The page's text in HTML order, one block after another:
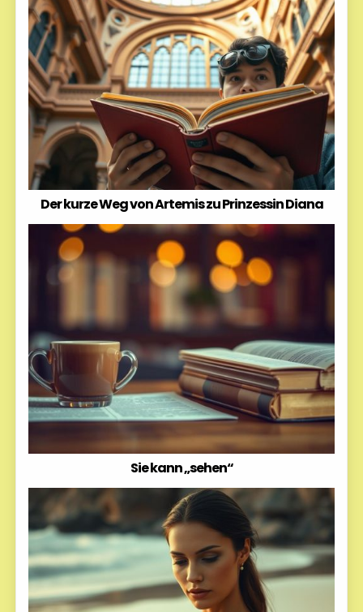
Der kurze Weg von Artemis zu Prinzessin Diana
Sie kann „sehen“